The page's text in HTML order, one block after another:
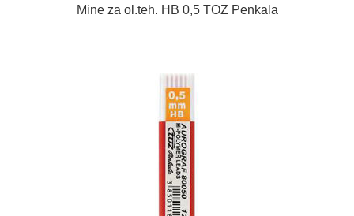
Mine za ol.teh. HB 0,5 TOZ Penkala